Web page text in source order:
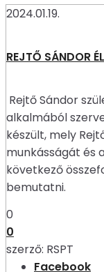
2024.01.19.
REJTŐ SÁNDOR
Rejtő Sándor
alkalmából
készült, mely
munkásságát és
következő
bemutatni.
0
0
szerző: RSPT
Facebook